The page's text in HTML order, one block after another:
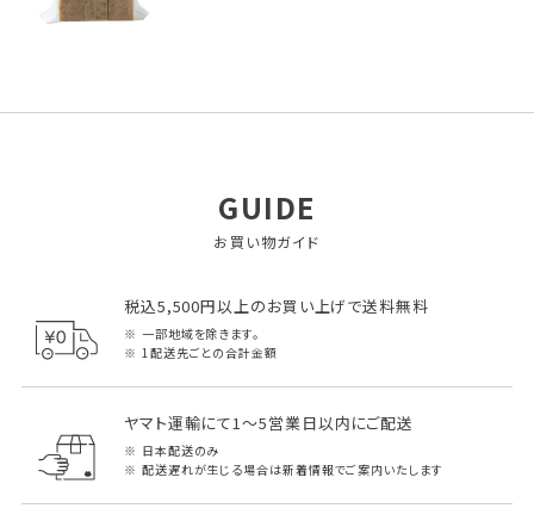
GUIDE
お買い物ガイド
税込5,500円以上のお買い上げで送料無料
一部地域を除きます。
1配送先ごとの合計金額
ヤマト運輸にて1～5営業日以内にご配送
日本配送のみ
配送遅れが生じる場合は新着情報でご案内いたします